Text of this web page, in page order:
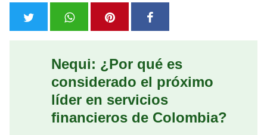
Nequi: ¿Por qué es
considerado el próximo
líder en servicios
financieros de Colombia?